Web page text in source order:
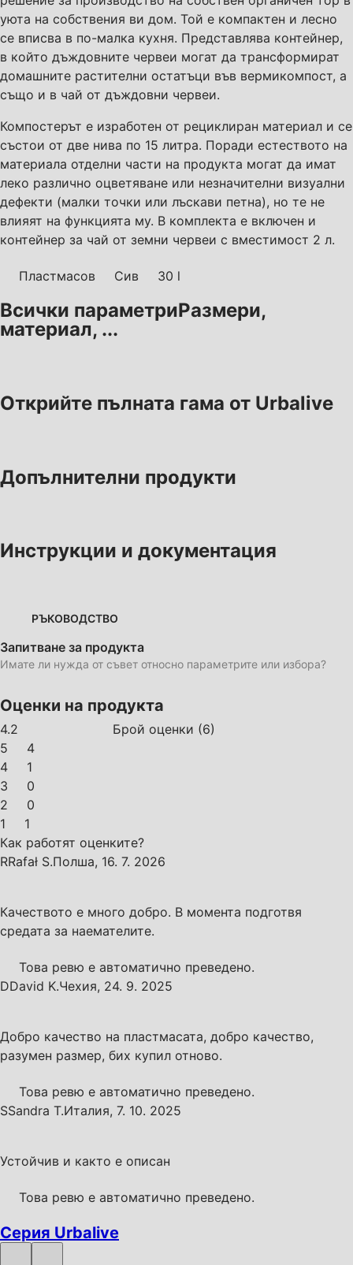
уюта на собствения ви дом. Той е компактен и лесно
се вписва в по-малка кухня. Представлява контейнер,
в който дъждовните червеи могат да трансформират
домашните растителни остатъци във вермикомпост, а
също и в чай от дъждовни червеи.
Компостерът е изработен от рециклиран материал и се
състои от две нива по 15 литра. Поради естеството на
материала отделни части на продукта могат да имат
леко различно оцветяване или незначителни визуални
дефекти (малки точки или лъскави петна), но те не
влияят на функцията му. В комплекта е включен и
контейнер за чай от земни червеи с вместимост 2 л.
Пластмасов Сив 30 l
Всички параметриРазмери,
материал, ...
Открийте пълната гама от Urbalive
Допълнителни продукти
Инструкции и документация
РЪКОВОДСТВО
Запитване за продукта
Имате ли нужда от съвет относно параметрите или избора?
Оценки на продукта
4.2 Брой оценки (6)
5
4
4
1
3
0
2
0
1
1
Как работят оценките?
RRafał S.Полша, 16. 7. 2026
Качеството е много добро. В момента подготвя
средата за наемателите.
Това ревю е автоматично преведено.
DDavid K.Чехия, 24. 9. 2025
Добро качество на пластмасата, добро качество,
разумен размер, бих купил отново.
Това ревю е автоматично преведено.
SSandra T.Италия, 7. 10. 2025
Устойчив и както е описан
Това ревю е автоматично преведено.
Серия Urbalive